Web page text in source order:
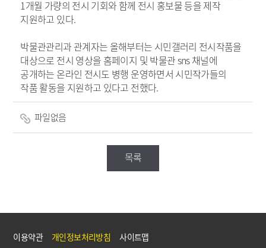
1개월 가량의 전시 기회와 함께 전시 홍보물 등을 제작
지원하고 있다.
박물관관리과 관계자는 올해부터는 시민갤러리 전시작품을
대상으로 전시 영상을 홈페이지 및 박물관 sns 채널에
공개하는 온라인 전시도 병행 운영하면서 시민작가들의
작품 활동을 지원하고 있다고 전했다.
파일없음
목록
이용약관 개인정보처리방침 사이트맵